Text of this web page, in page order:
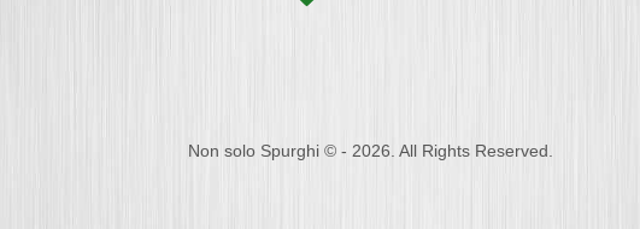
Non solo Spurghi © - 2026. All Rights Reserved.